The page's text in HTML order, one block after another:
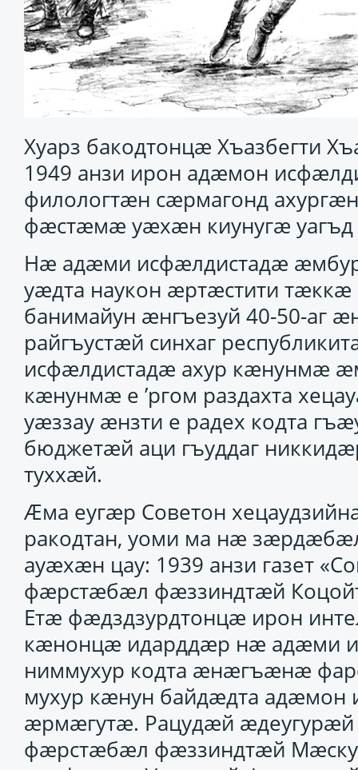
Хуарз бакодтонцӕ Хъазбегти
1949 анзи ирон адӕмон
филологтӕн сӕрмагонд
фӕстӕмӕ уӕхӕн киунугӕ
Нӕ адӕми исфӕлдистадӕ
уӕдта наукон ӕртӕстити
банимайун ӕнгъезуй 40-50-аг
райгъустӕй синхаг
исфӕлдистадӕ ахур кӕнунмӕ
кӕнунмӕ е ’ргом раздахта
уӕззау ӕнзти е радех кодта
бюджетӕй аци гъуддаг
туххӕй.
Ӕма еугӕр Советон
ракодтан, уоми ма нӕ
ауӕхӕн цау: 1939 анзи газет
фӕрстӕбӕл фӕззиндтӕй
Етӕ фӕдздзурдтонцӕ ирон
кӕнонцӕ идарддӕр нӕ адӕми
ниммухур кодта ӕнӕгъӕнӕ
мухур кӕнун байдӕдта
ӕрмӕгутӕ. Рацудӕй
фӕрстӕбӕл фӕззиндтӕй